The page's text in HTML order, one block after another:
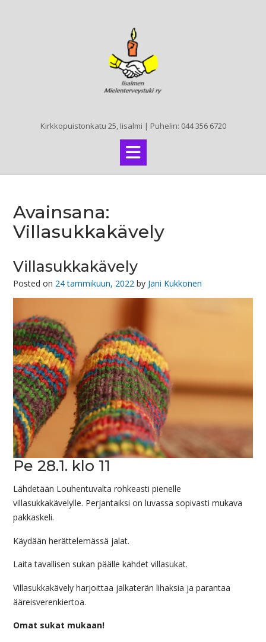
Kirkkopuistonkatu 25, Iisalmi | Puhelin: 044 356 6720
Avainsana:
Villasukkakävely
Villasukkakävely
Posted on 24 tammikuun, 2022 by Jani Kukkonen
Pe 28.1. klo 11
Lähdetään Louhentuvalta rohkeasti pienelle
villasukkakävelylle. Perjantaiksi on luvassa sopivasti mukava
pakkaskeli.
Käydään herättelemässä jalat.
Laita tavallisen sukan päälle kahdet villasukat.
Villasukkakävely harjoittaa jalkaterän lihaksia ja parantaa
ääreisverenkiertoa.
Omat sukat mukaan!